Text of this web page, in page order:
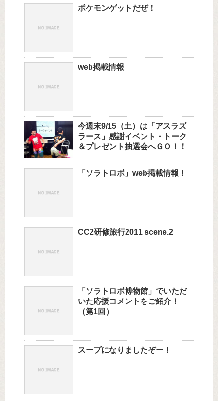
ポケモンゲットだぜ！
web掲載情報
今週末9/15（土）は「アスラズ
ラース」感謝イベント・トーク
＆プレゼント抽選会へＧＯ！！
「ソラトロボ」web掲載情報！
CC2研修旅行2011 scene.2
「ソラトロボ博物館」でいただ
いた応援コメントをご紹介！
（第1回）
スープになりましたぞー！